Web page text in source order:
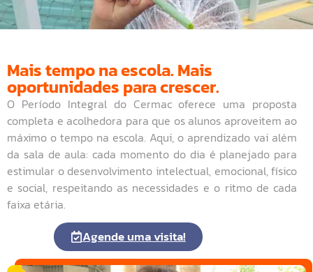
Mais tempo na escola. Mais
oportunidades para crescer.
O Período Integral do Cermac oferece uma proposta
completa e acolhedora para que os alunos aproveitem ao
máximo o tempo na escola. Aqui, o aprendizado vai além
da sala de aula: cada momento do dia é planejado para
estimular o desenvolvimento intelectual, emocional, físico
e social, respeitando as necessidades e o ritmo de cada
faixa etária.
Agende uma visita!